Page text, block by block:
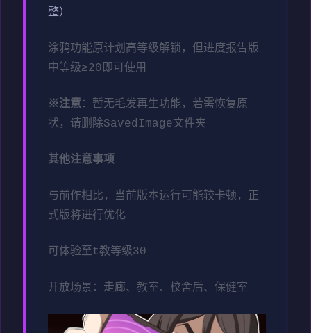
整）
涂鸦功能原计划高等级解锁，但进度报告版
中等级≥20即可使用
※注意：暂无毛发再生功能，若需恢复原
状，请删除SavedImage文件夹
其他注意事项
与前作相比，当前版本运行可能较卡顿，正
式版将进行优化
可体验至t教等级30
开放场景：走廊、教室、校舍后、保健室